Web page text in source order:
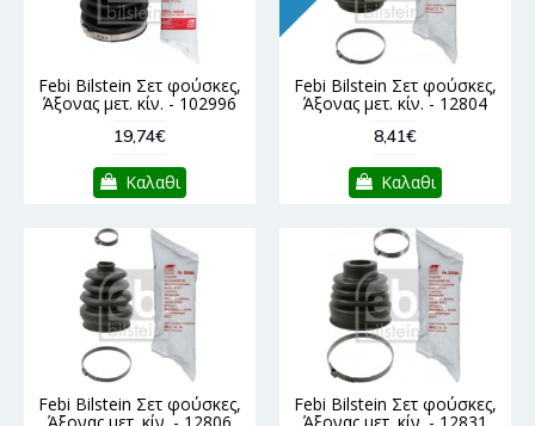
Febi Bilstein Σετ φούσκες,
Άξονας μετ. κίν. - 102996
19,74€
Καλαθι
Febi Bilstein Σετ φούσκες,
Άξονας μετ. κίν. - 12804
8,41€
Καλαθι
Febi Bilstein Σετ φούσκες,
Άξονας μετ. κίν. - 12806
Febi Bilstein Σετ φούσκες,
Άξονας μετ. κίν. - 12831